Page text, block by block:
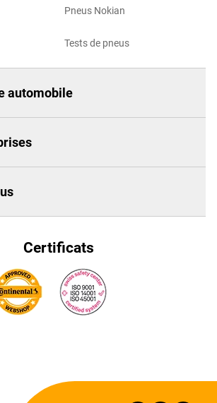
Pneus Nokian
Tests de pneus
automobile
Certificats